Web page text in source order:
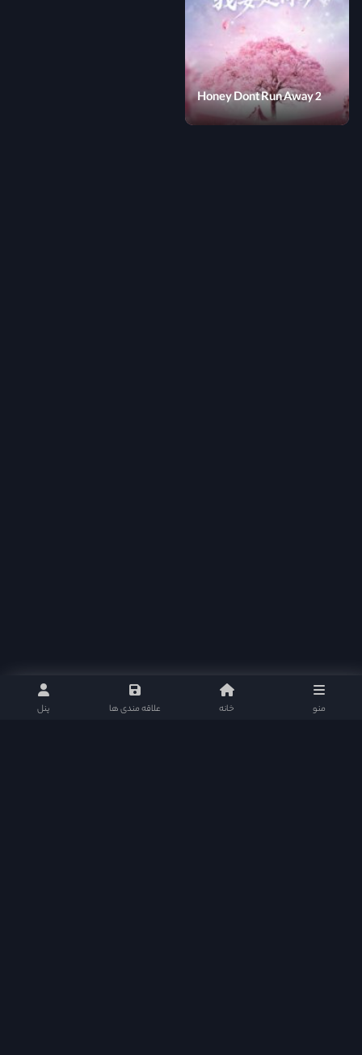
Honey Dont Run Away 2
منو خانه علاقه مندی ها پنل